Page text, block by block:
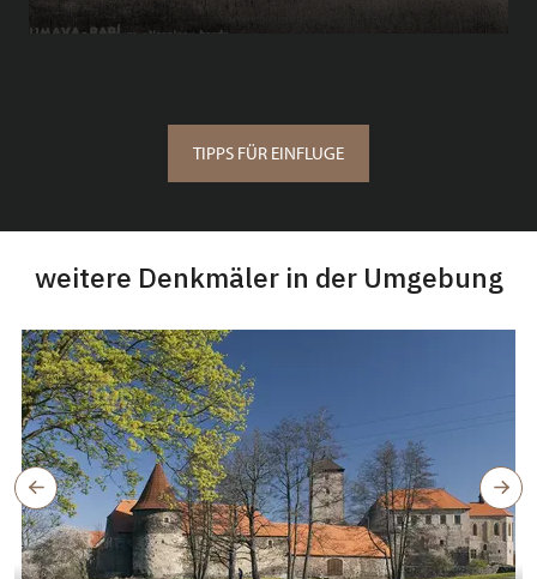
TIPPS FÜR EINFLUGE
weitere Denkmäler in der Umgebung